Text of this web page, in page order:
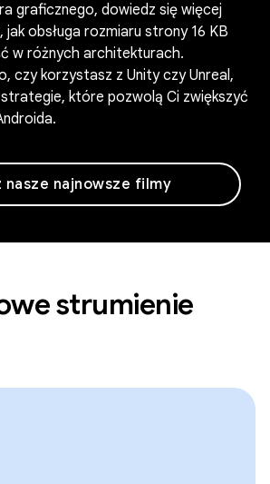
graficznego, dowiedz się więcej
jak obsługa rozmiaru strony 16 KB
w różnych architekturach.
czy korzystasz z Unity czy Unreal,
które pozwolą Ci zwiększyć
nasze najnowsze filmy
strumienie